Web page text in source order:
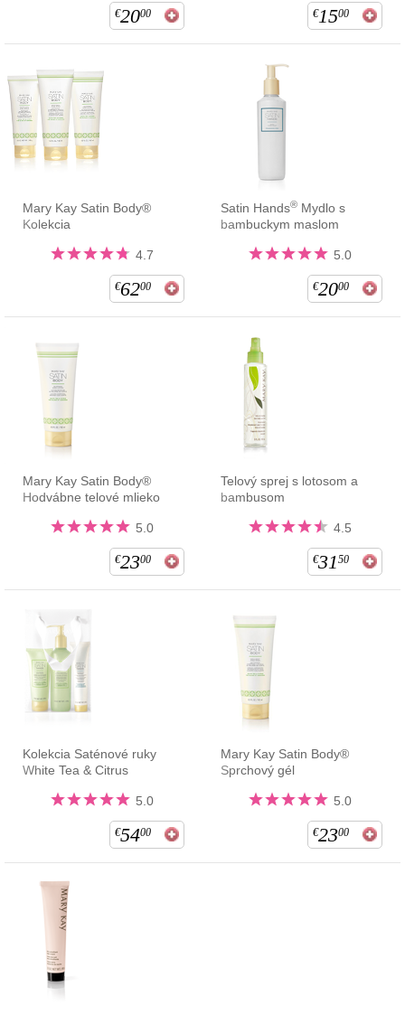
€2000 €1500
Mary Kay Satin Body®
Kolekcia
4.7
€6200
Satin Hands® Mydlo s
bambuckym maslom
5.0
€2000
Mary Kay Satin Body®
Hodvábne telové mlieko
5.0
€2300
Telový sprej s lotosom a
bambusom
4.5
€3150
Kolekcia Saténové ruky
White Tea & Citrus
5.0
€5400
Mary Kay Satin Body®
Sprchový gél
5.0
€2300